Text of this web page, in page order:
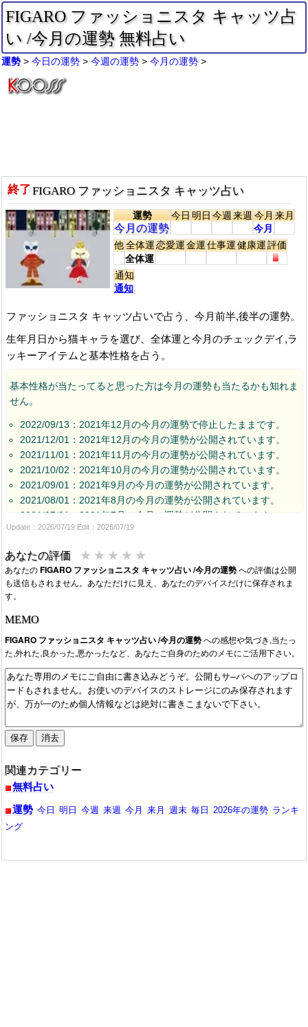
FIGARO ファッショニスタ キャッツ占
い /今月の運勢 無料占い
運勢 今日の運勢 今週の運勢 今月の運勢
終了 FIGARO ファッショニスタ キャッツ占い
運勢
今月の運勢
今日明日今週来週今月
今月
来月
他全体運
全体運
恋愛運金運仕事運健康運評価
通知
通知
ファッショニスタ キャッツ占いで占う、今月前半,後半の運勢。
生年月日から猫キャラを選び、全体運と今月のチェックデイ,ラ
ッキーアイテムと基本性格を占う。
基本性格が当たってると思った方は今月の運勢も当たるかも知れま
せん。
2022/09/13：2021年12月の今月の運勢で停止したままです。
2021/12/01：2021年12月の今月の運勢が公開されています。
2021/11/01：2021年11月の今月の運勢が公開されています。
2021/10/02：2021年10月の今月の運勢が公開されています。
2021/09/01：2021年9月の今月の運勢が公開されています。
2021/08/01：2021年8月の今月の運勢が公開されています。
2021/07/01：2021年7月の今月の運勢が公開されています。
2021/06/01：2021年6月の今月の運勢が公開されています。
2021/04/02：2021年4月の今月の運勢が公開されています。
2021/03/01：2021年3月の今月の運勢が公開されています。
2021/02/01：2021年2月の今月の運勢が公開されています。
2020/12/01：2020年12月の今月の運勢が公開されています。
Update：2026/07/19 Edit：2026/07/19
あなたの評価 ★ ★ ★ ★ ★
あなたのFIGARO ファッショニスタ キャッツ占い /今月の運勢への評価は公開
も送信もされません。あなただけに見え、あなたのデバイスだけに保存されま
す。
MEMO
FIGARO ファッショニスタ キャッツ占い /今月の運勢への感想や気づき,当たっ
た,外れた,良かった,悪かったなど、あなたご自身のためのメモにご活用下さい。
関連カテゴリー
無料占い
運勢 今日 明日 今週 来週 今月 来月 週末 毎日 2026年の運勢 ランキ
ング